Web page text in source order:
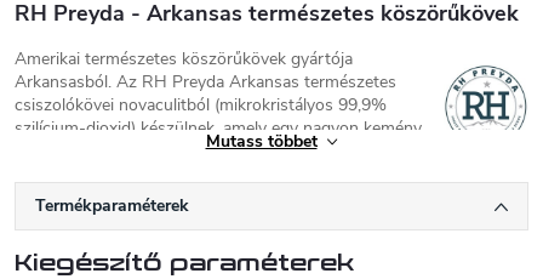
RH Preyda - Arkansas természetes köszörűkövek
Amerikai természetes köszörűkövek gyártója
Arkansasból. Az RH Preyda Arkansas természetes
csiszolókövei novaculitból (mikrokristályos 99,9%
szilícium-dioxid) készülnek, amely egy nagyon kemény
és hatékony csiszolókő. A köveket az arkansasi
természetes kövek, nem lehet pontosan meghatározni a
szemcseméretüket. A kövek típusai a Soft Arkansas (400-600
(2000-3000 szemcsés) és a ritka Translucent Arkansas (8000-
Mutass többet
Termékparaméterek
Kiegészítő paraméterek